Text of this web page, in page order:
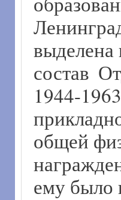
выделена
состав
1944-
общей
ему было